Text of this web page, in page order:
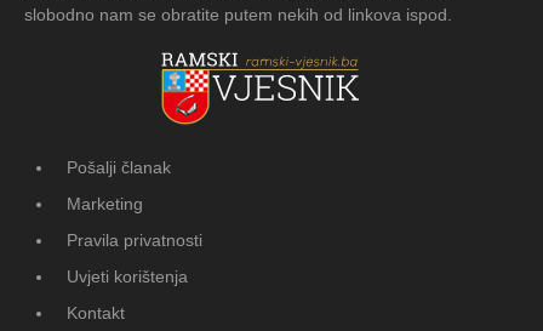
slobodno nam se obratite putem nekih od linkova ispod.
Pošalji članak
Marketing
Pravila privatnosti
Uvjeti korištenja
Kontakt